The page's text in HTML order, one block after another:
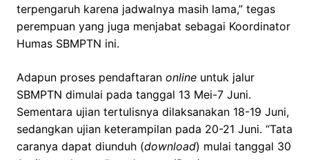
terpengaruh karena jadwalnya masih lama,” tegas
perempuan yang juga menjabat sebagai Koordinator
Humas SBMPTN ini.
Adapun proses pendaftaran online untuk jalur
SBMPTN dimulai pada tanggal 13 Mei-7 Juni.
Sementara ujian tertulisnya dilaksanakan 18-19 Juni,
sedangkan ujian keterampilan pada 20-21 Juni. “Tata
caranya dapat diunduh (download) mulai tanggal 30